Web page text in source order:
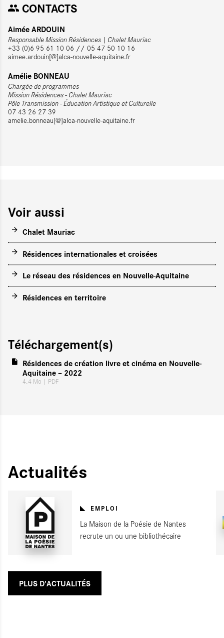
CONTACTS
Aimée ARDOUIN
Responsable Mission Résidences | Chalet Mauriac
+33 (0)6 95 61 10 06 // 05 47 50 10 16
aimee.ardouin[@]alca-nouvelle-aquitaine.fr
Amélie BONNEAU
Chargée de programmes
Mission Résidences - Chalet Mauriac
Pôle Transmission - Éducation Artistique et Culturelle
07 43 26 27 39
amelie.bonneau[@]alca-nouvelle-aquitaine.fr
Voir aussi
Chalet Mauriac
Résidences internationales et croisées
Le réseau des résidences en Nouvelle-Aquitaine
Résidences en territoire
Téléchargement(s)
Résidences de création livre et cinéma en Nouvelle-
Aquitaine – 2022
4.4 Mo | PDF
Actualités
EMPLOI
La Maison de la Poésie de Nantes
recrute un ou une bibliothécaire
PLUS D'ACTUALITÉS